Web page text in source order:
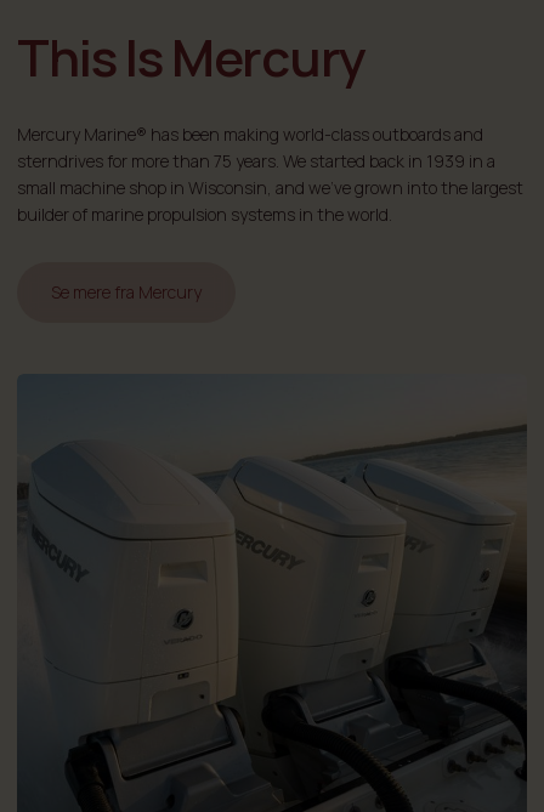
This Is Mercury
Mercury Marine® has been making world-class outboards and
sterndrives for more than 75 years. We started back in 1939 in a
small machine shop in Wisconsin, and we've grown into the largest
builder of marine propulsion systems in the world.
Se mere fra Mercury